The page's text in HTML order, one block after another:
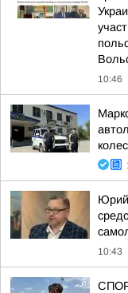
10:46
Юрий
10:43